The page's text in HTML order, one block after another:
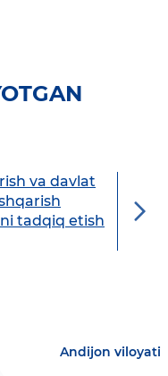
va davlat
tadqiq etish
Andijon viloyati